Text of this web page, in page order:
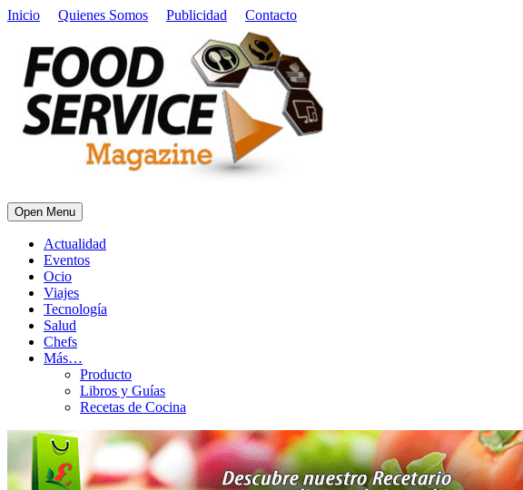
Inicio Quienes Somos Publicidad Contacto
Open Menu
Actualidad
Eventos
Ocio
Viajes
Tecnología
Salud
Chefs
Más…
Producto
Libros y Guías
Recetas de Cocina